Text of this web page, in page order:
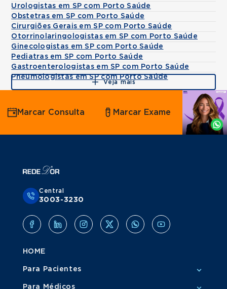
Urologistas em SP com Porto Saúde
Obstetras em SP com Porto Saúde
Cirurgiões Gerais em SP com Porto Saúde
Otorrinolaringologistas em SP com Porto Saúde
Ginecologistas em SP com Porto Saúde
Pediatras em SP com Porto Saúde
Gastroenterologistas em SP com Porto Saúde
Pneumologistas em SP com Porto Saúde
Veja mais
Agende
por
Whatsapp
Marcar Consulta Marcar Exame
Central
3003-3230
HOME
Para Pacientes
Para Médicos